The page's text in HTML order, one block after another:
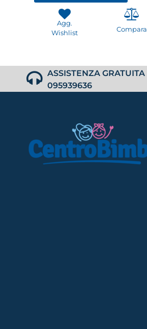
Agg.
Wishlist
Compara
ASSISTENZA GRATUITA
095939636